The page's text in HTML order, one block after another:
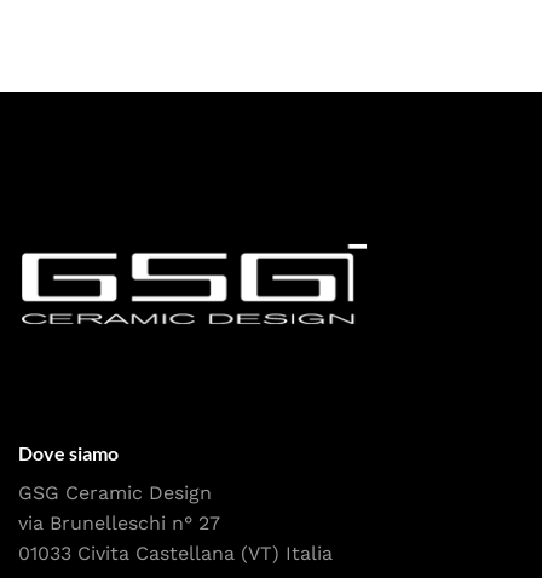
Dove siamo
GSG Ceramic Design
via Brunelleschi n° 27
01033 Civita Castellana (VT) Italia